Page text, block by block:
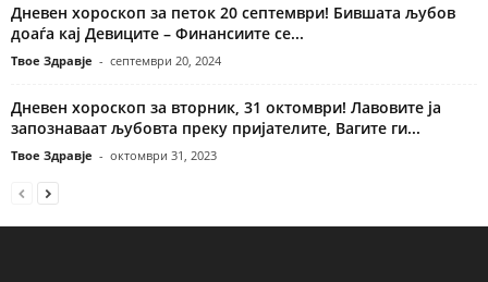
Дневен хороскоп за петок 20 септември! Бившата љубов
доаѓа кај Девиците – Финансиите се...
Твое Здравје - септември 20, 2024
Дневен хороскоп за вторник, 31 октомври! Лавовите ја
запознаваат љубовта преку пријателите, Вагите ги...
Твое Здравје - октомври 31, 2023